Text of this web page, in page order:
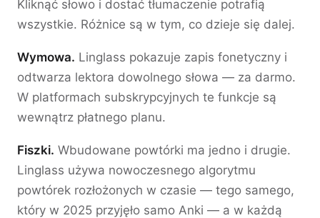
Kliknąć słowo i dostać tłumaczenie potrafią
wszystkie. Różnice są w tym, co dzieje się dalej.
Wymowa. Linglass pokazuje zapis fonetyczny i
odtwarza lektora dowolnego słowa — za darmo.
W platformach subskrypcyjnych te funkcje są
wewnątrz płatnego planu.
Fiszki. Wbudowane powtórki ma jedno i drugie.
Linglass używa nowoczesnego algorytmu
powtórek rozłożonych w czasie — tego samego,
który w 2025 przyjęło samo Anki — a w każdą